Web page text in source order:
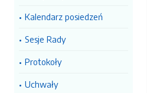
Kalendarz posiedzeń
Sesje Rady
Protokoły
Uchwały